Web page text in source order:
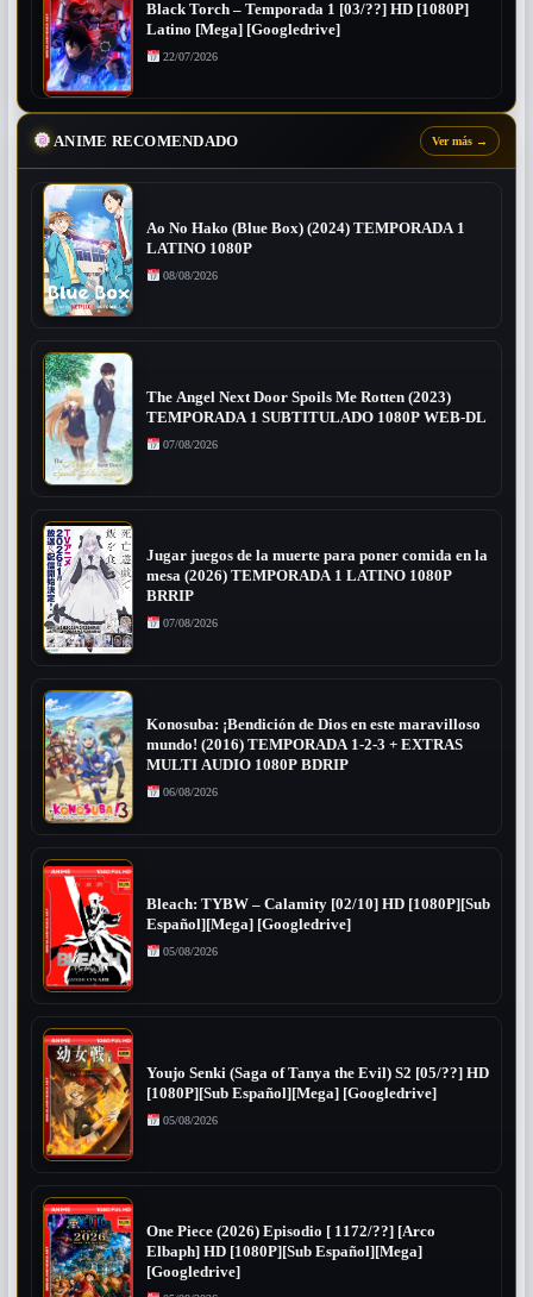
Black Torch – Temporada 1 [03/??] HD [1080P]
Latino [Mega] [Googledrive]
22/07/2026
ANIME RECOMENDADO Ver más →
Ao No Hako (Blue Box) (2024) TEMPORADA 1
LATINO 1080P
08/08/2026
The Angel Next Door Spoils Me Rotten (2023)
TEMPORADA 1 SUBTITULADO 1080P WEB-DL
07/08/2026
Jugar juegos de la muerte para poner comida en la
mesa (2026) TEMPORADA 1 LATINO 1080P
BRRIP
07/08/2026
Konosuba: ¡Bendición de Dios en este maravilloso
mundo! (2016) TEMPORADA 1-2-3 + EXTRAS
MULTI AUDIO 1080P BDRIP
06/08/2026
Bleach: TYBW – Calamity [02/10] HD [1080P][Sub
Español][Mega] [Googledrive]
05/08/2026
Youjo Senki (Saga of Tanya the Evil) S2 [05/??] HD
[1080P][Sub Español][Mega] [Googledrive]
05/08/2026
One Piece (2026) Episodio [ 1172/??] [Arco
Elbaph] HD [1080P][Sub Español][Mega]
[Googledrive]